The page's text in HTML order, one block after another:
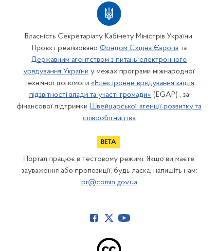
Власність Секретаріату Кабінету Міністрів України.
Проєкт реалізовано Фондом Східна Європата
Державним агентством з питань електронного
урядування України у межах програми міжнародної
технічної допомоги «Електронне врядування задля
підзвітності влади та участі громади» (EGAP) , за
фінансової підтримки Швейцарської агенції розвитку та
співробітництва
Портал працює в тестовому режимі. Якщо ви маєте
зауваження або пропозиції, будь ласка, напишіть нам:
pr@comin.gov.ua